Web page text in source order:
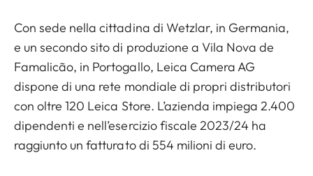
Con sede nella cittadina di Wetzlar, in Germania,
e un secondo sito di produzione a Vila Nova de
Famalicão, in Portogallo, Leica Camera AG
dispone di una rete mondiale di propri distributori
con oltre 120 Leica Store. L’azienda impiega 2.400
dipendenti e nell’esercizio fiscale 2023/24 ha
raggiunto un fatturato di 554 milioni di euro.